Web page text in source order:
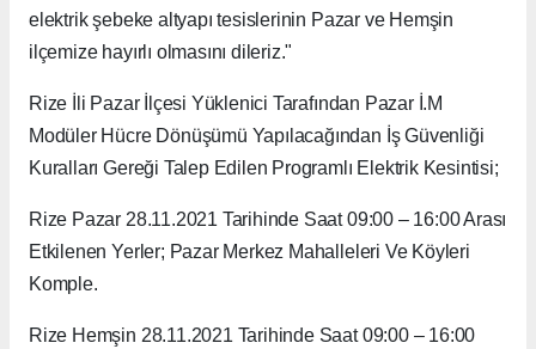
elektrik şebeke altyapı tesislerinin Pazar ve Hemşin
ilçemize hayırlı olmasını dileriz."
Rize İli Pazar İlçesi Yüklenici Tarafından Pazar İ.M
Modüler Hücre Dönüşümü Yapılacağından İş Güvenliği
Kuralları Gereği Talep Edilen Programlı Elektrik Kesintisi;
Rize Pazar 28.11.2021 Tarihinde Saat 09:00 – 16:00 Arası
Etkilenen Yerler; Pazar Merkez Mahalleleri Ve Köyleri
Komple.
Rize Hemşin 28.11.2021 Tarihinde Saat 09:00 – 16:00